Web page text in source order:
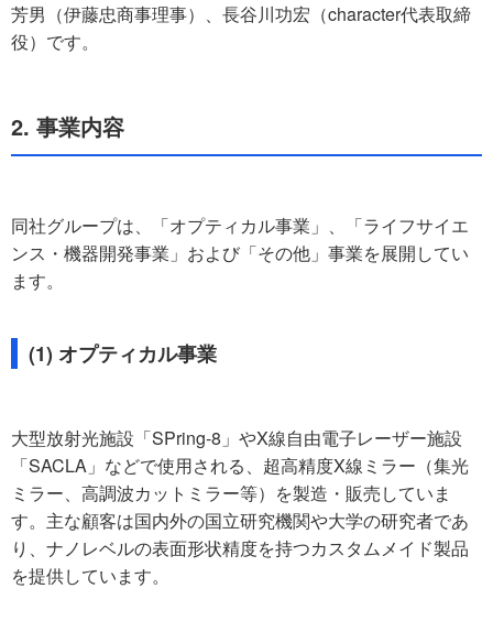
芳男（伊藤忠商事理事）、長谷川功宏（character代表取締
役）です。
2. 事業内容
同社グループは、「オプティカル事業」、「ライフサイエ
ンス・機器開発事業」および「その他」事業を展開してい
ます。
(1) オプティカル事業
大型放射光施設「SPring-8」やX線自由電子レーザー施設
「SACLA」などで使用される、超高精度X線ミラー（集光
ミラー、高調波カットミラー等）を製造・販売していま
す。主な顧客は国内外の国立研究機関や大学の研究者であ
り、ナノレベルの表面形状精度を持つカスタムメイド製品
を提供しています。